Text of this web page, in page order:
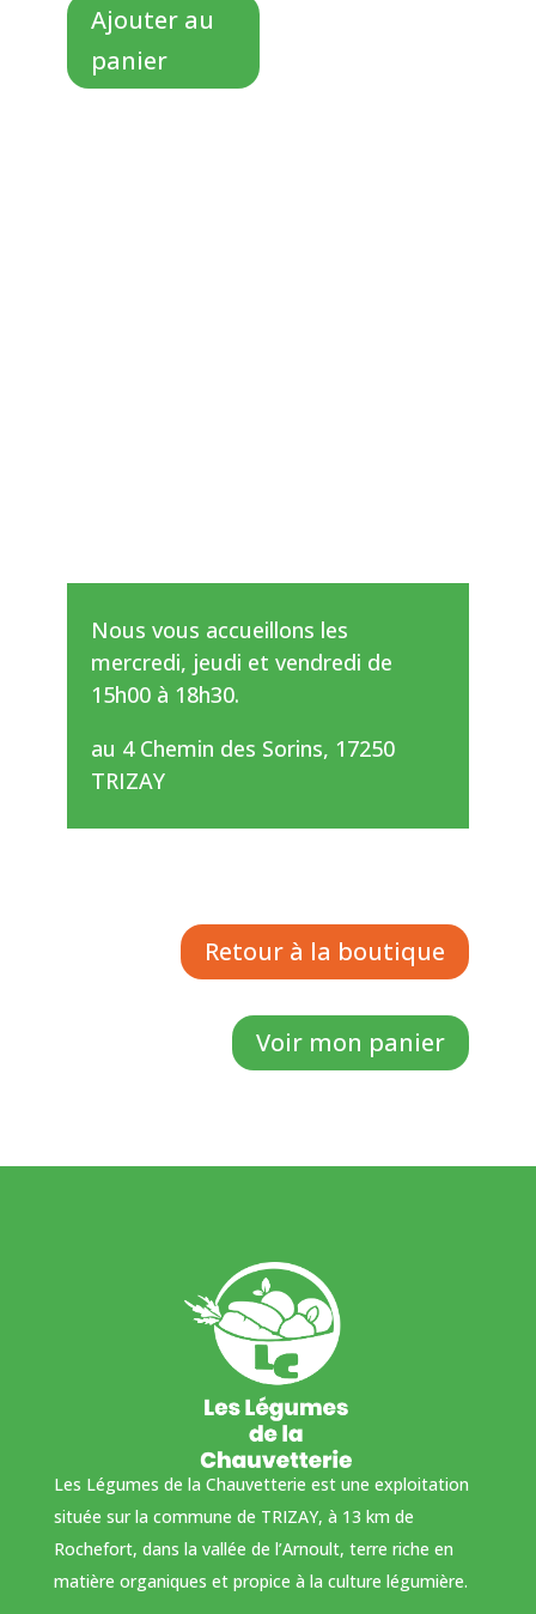
rougeAjouter au
panier
Nous vous accueillons les
mercredi, jeudi et vendredi de
15h00 à 18h30.
au 4 Chemin des Sorins, 17250
TRIZAY
Retour à la boutique
Voir mon panier
Les Légumes de la Chauvetterie est une exploitation
située sur la commune de TRIZAY, à 13 km de
Rochefort, dans la vallée de l’Arnoult, terre riche en
matière organiques et propice à la culture légumière.